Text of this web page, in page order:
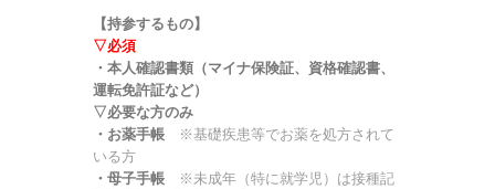
【持参するもの】
▽必須
・本人確認書類（マイナ保険証、資格確認書、
運転免許証など）
▽必要な方のみ
・お薬手帳
※基礎疾患等でお薬を処方されて
いる方
・母子手帳
※未成年（特に就学児）は接種記